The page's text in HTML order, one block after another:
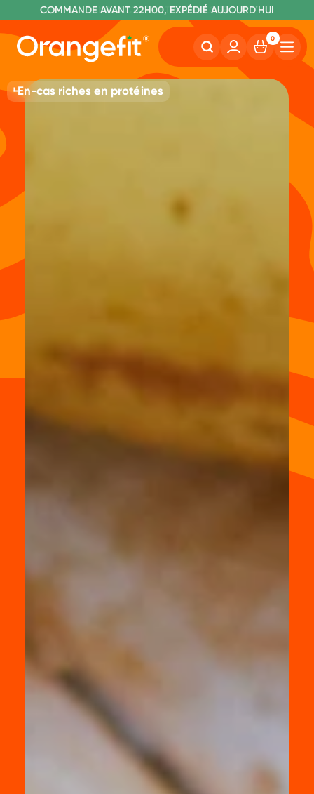
SANS LACTOSE ET SUCRALOSE
COMMANDE AVANT 22H00, EXPÉDIÉ AUJOURD'HUI
LIVRAISON GRATUITE À PARTIR DE 60€
0
En-cas riches en protéines